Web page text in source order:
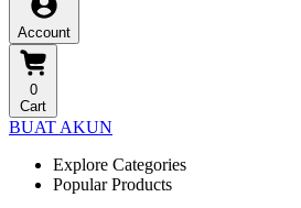
Account
0
Cart
BUAT AKUN
Explore Categories
Popular Products